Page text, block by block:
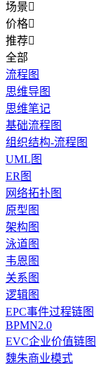
场景
价格
推荐
全部
流程图
思维导图
思维笔记
基础流程图
组织结构-流程图
UML图
ER图
网络拓扑图
原型图
架构图
泳道图
韦恩图
关系图
逻辑图
EPC事件过程链图
BPMN2.0
EVC企业价值链图
魏朱商业模式